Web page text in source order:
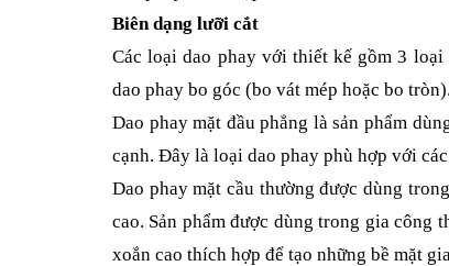
Biên dạng lưỡi cắt
Các loại dao phay với thiết kế gồm 3 loại
dao phay bo góc (bo vát mép hoặc bo
Dao phay mặt đầu phẳng là sản phẩm
cạnh. Đây là loại dao phay phù hợp với
Dao phay mặt cầu thường được dùng
cao. Sản phẩm được dùng trong gia công
xoắn cao thích hợp để tạo những bề mặt